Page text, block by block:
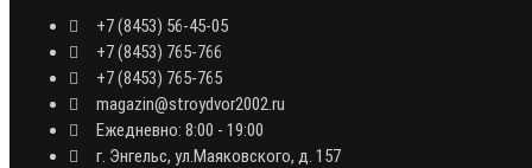
+7 (8453) 56-45-05
+7 (8453) 765-766
+7 (8453) 765-765
magazin@stroydvor2002.ru
Ежедневно: 8:00 - 19:00
г. Энгельс, ул.Маяковского, д. 157